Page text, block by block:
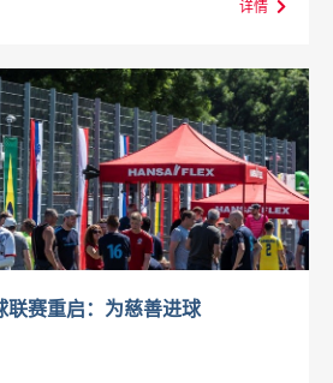
详情
赛重启：为慈善进球